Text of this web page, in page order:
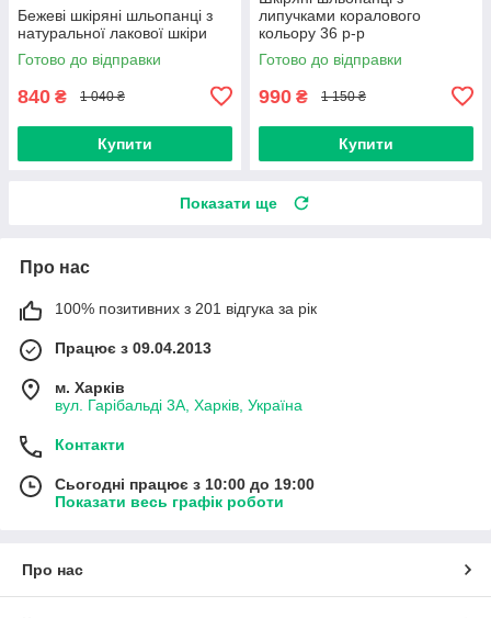
Бежеві шкіряні шльопанці з
натуральної лакової шкіри
Готово до відправки
840 ₴ 1 040 ₴
Купити
липучками коралового
кольору 36 р-р
Готово до відправки
990 ₴ 1 150 ₴
Купити
Показати ще
Про нас
100% позитивних з 201 відгука за рік
Працює з 09.04.2013
м. Харків
вул. Гарібальді 3А, Харків, Україна
Контакти
Сьогодні працює з 10:00 до 19:00
Показати весь графік роботи
Про нас